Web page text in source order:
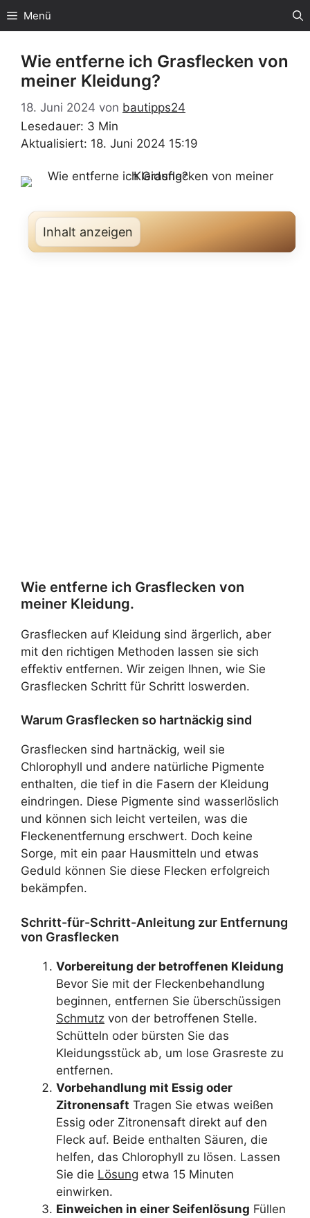
Menü
Wie entferne ich Grasflecken von
meiner Kleidung?
18. Juni 2024 von bautipps24
Lesedauer: 3 Min
Aktualisiert: 18. Juni 2024 15:19
Inhalt anzeigen
Wie entferne ich Grasflecken von
meiner Kleidung.
Grasflecken auf Kleidung sind ärgerlich, aber
mit den richtigen Methoden lassen sie sich
effektiv entfernen. Wir zeigen Ihnen, wie Sie
Grasflecken Schritt für Schritt loswerden.
Warum Grasflecken so hartnäckig sind
Grasflecken sind hartnäckig, weil sie
Chlorophyll und andere natürliche Pigmente
enthalten, die tief in die Fasern der Kleidung
eindringen. Diese Pigmente sind wasserlöslich
und können sich leicht verteilen, was die
Fleckenentfernung erschwert. Doch keine
Sorge, mit ein paar Hausmitteln und etwas
Geduld können Sie diese Flecken erfolgreich
bekämpfen.
Schritt-für-Schritt-Anleitung zur Entfernung
von Grasflecken
Vorbereitung der betroffenen Kleidung
Bevor Sie mit der Fleckenbehandlung
beginnen, entfernen Sie überschüssigen
Schmutz von der betroffenen Stelle.
Schütteln oder bürsten Sie das
Kleidungsstück ab, um lose Grasreste zu
entfernen.
Vorbehandlung mit Essig oder
Zitronensaft Tragen Sie etwas weißen
Essig oder Zitronensaft direkt auf den
Fleck auf. Beide enthalten Säuren, die
helfen, das Chlorophyll zu lösen. Lassen
Sie die Lösung etwa 15 Minuten
einwirken.
Einweichen in einer Seifenlösung Füllen